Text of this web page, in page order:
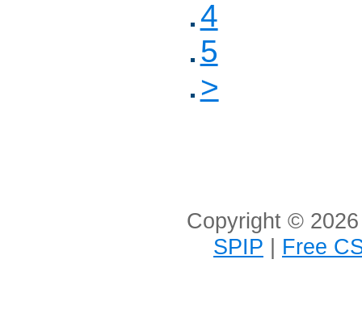
4
5
>
Copyright ©
SPIP | Free